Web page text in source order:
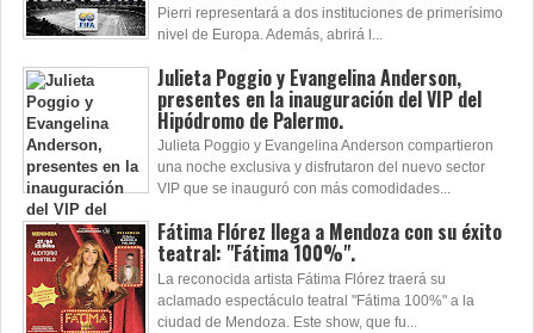
Pierri representará a dos instituciones de primerísimo
nivel de Europa. Además, abrirá l...
Julieta Poggio y Evangelina Anderson,
presentes en la inauguración del VIP del
Hipódromo de Palermo.
Julieta Poggio y Evangelina Anderson compartieron
una noche exclusiva y disfrutaron del nuevo sector
VIP que se inauguró con más comodidades...
Fátima Flórez llega a Mendoza con su éxito
teatral: "Fátima 100%".
La reconocida artista Fátima Flórez traerá su
aclamado espectáculo teatral "Fátima 100%" a la
ciudad de Mendoza. Este show, que fu...